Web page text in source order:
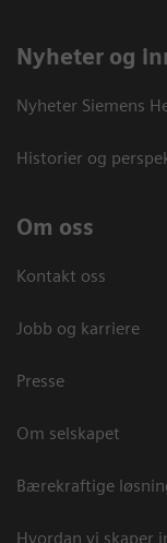
Nyheter og
Nyheter Siemens
Historier og
Om oss
Kontakt oss
Jobb og karriere
Presse
Om selskapet
Bærekraftige
Hvordan vi skaper